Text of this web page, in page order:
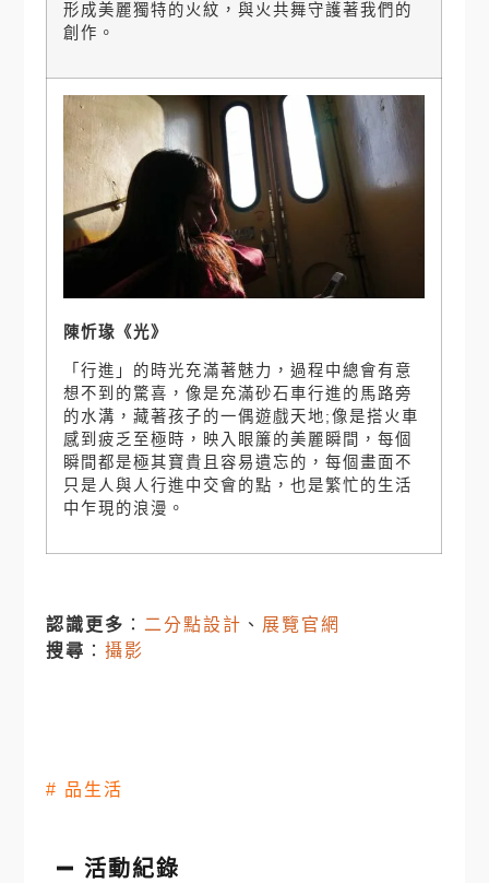
形成美麗獨特的火紋，與火共舞守護著我們的
創作。
陳忻瑑《光》
「行進」的時光充滿著魅力，過程中總會有意
想不到的驚喜，像是充滿砂石車行進的馬路旁
的水溝，藏著孩子的一偶遊戲天地;像是搭火車
感到疲乏至極時，映入眼簾的美麗瞬間，每個
瞬間都是極其寶貴且容易遺忘的，每個畫面不
只是人與人行進中交會的點，也是繁忙的生活
中乍現的浪漫。
認識更多 ： 二分點設計 、 展覽官網
搜尋 ：攝影
# 品生活
活動紀錄